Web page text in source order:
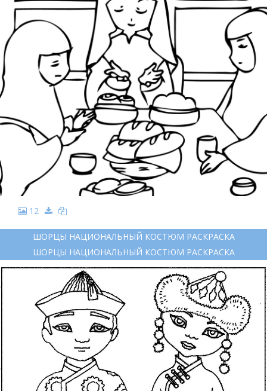
12
ШОРЦЫ НАЦИОНАЛЬНЫЙ КОСТЮМ РАСКРАСКА
ШОРЦЫ НАЦИОНАЛЬНЫЙ КОСТЮМ РАСКРАСКА